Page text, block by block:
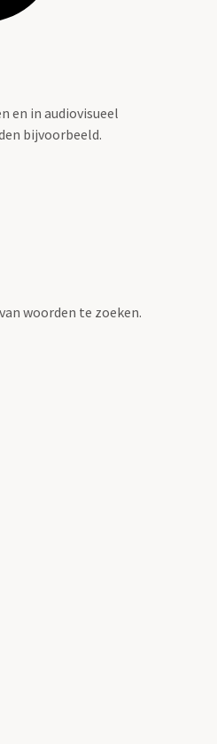
en in audiovisueel
bijvoorbeeld.
woorden te zoeken.